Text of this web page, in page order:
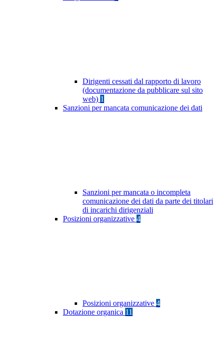
Dirigenti cessati dal rapporto di lavoro
(documentazione da pubblicare sul sito
web) 1
Sanzioni per mancata comunicazione dei dati
Sanzioni per mancata o incompleta
comunicazione dei dati da parte dei titolari
di incarichi dirigenziali
Posizioni organizzative 4
Posizioni organizzative 4
Dotazione organica 11